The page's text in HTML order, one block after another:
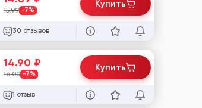
15.99 -7%
30 отзывов
Купить
14.90 ₽
16.00 -7%
1 отзыв
Купить